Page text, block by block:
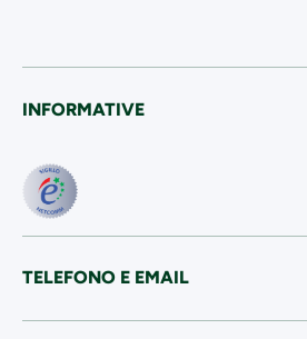
INFORMATIVE
TELEFONO E EMAIL